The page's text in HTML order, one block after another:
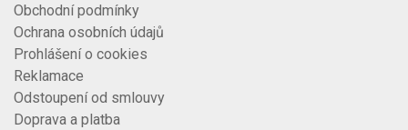
Obchodní podmínky
Ochrana osobních údajů
Prohlášení o cookies
Reklamace
Odstoupení od smlouvy
Doprava a platba